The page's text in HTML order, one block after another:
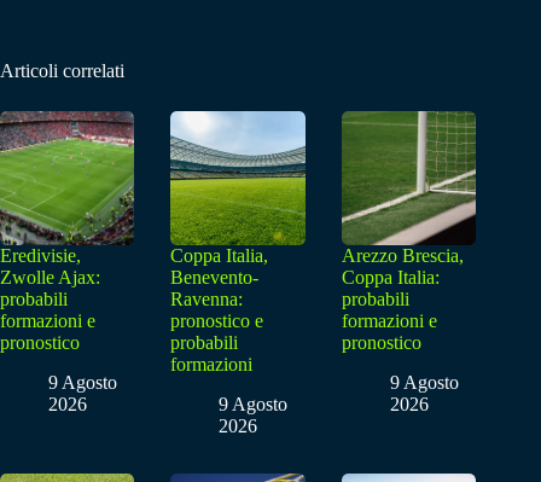
Articoli correlati
Eredivisie,
Zwolle Ajax:
probabili
formazioni e
pronostico
9 Agosto
2026
Coppa Italia,
Benevento-
Ravenna:
pronostico e
probabili
formazioni
9 Agosto
2026
Arezzo Brescia,
Coppa Italia:
probabili
formazioni e
pronostico
9 Agosto
2026